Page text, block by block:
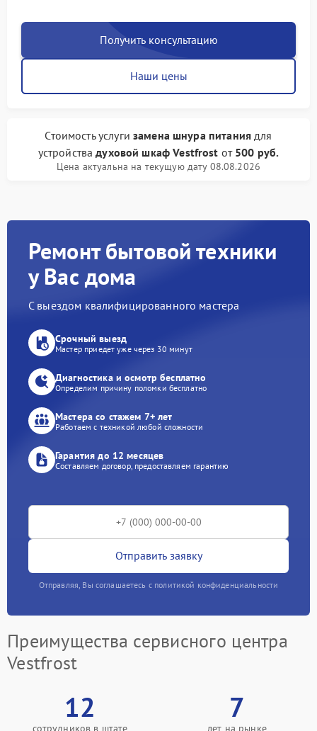
Получить консультацию
Наши цены
Стоимость услуги замена шнура питаниядля
устройствадуховой шкаф Vestfrost от 500 руб.
Цена актуальна на текущую дату 08.08.2026
Ремонт бытовой техники
у Вас дома
С выездом квалифицированного мастера
Срочный выезд
Мастер приедет уже через 30 минут
Диагностика и осмотр бесплатно
Определим причину поломки бесплатно
Мастера со стажем 7+ лет
Работаем с техникой любой сложности
Гарантия до 12 месяцев
Составляем договор, предоставляем гарантию
Отправить заявку
Отправляя, Вы соглашаетесь с политикой конфиденциальности
Преимущества сервисного центра
Vestfrost
12
сотрудников в штате
7
лет на рынке